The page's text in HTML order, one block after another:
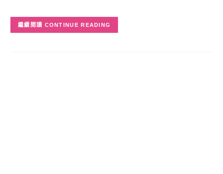
CONTINUE READING